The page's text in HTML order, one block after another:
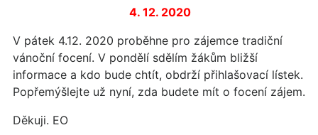
4. 12. 2020
V pátek 4.12. 2020 proběhne pro zájemce tradiční
vánoční focení. V pondělí sdělím žákům bližší
informace a kdo bude chtít, obdrží přihlašovací lístek.
Popřemýšlejte už nyní, zda budete mít o focení zájem.
Děkuji. EO